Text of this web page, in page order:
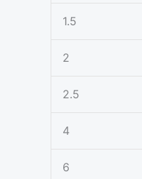
1.5
2
2.5
4
6